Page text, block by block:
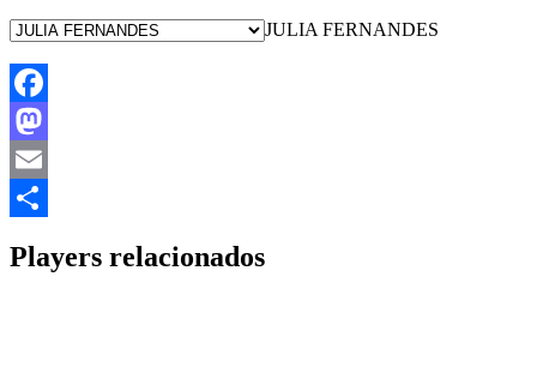
JULIA FERNANDES
Facebook
Mastodon
Email
Players relacionados